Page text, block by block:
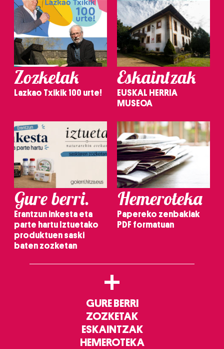
Zozketak
Lazkao Txikik 100 urte!
Eskaintzak
EUSKAL HERRIA
MUSEOA
Gure berri.
Erantzun inkesta eta
parte hartu Iztuetako
produktuen saski
baten zozketan
Hemeroteka
Papereko zenbakiak
PDF formatuan
+
GURE BERRI
ZOZKETAK
ESKAINTZAK
HEMEROTEKA